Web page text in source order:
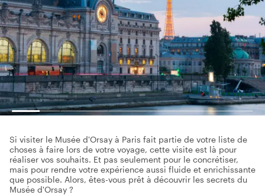
Si visiter le Musée d'Orsay à Paris fait partie de votre liste de
choses à faire lors de votre voyage, cette visite est là pour
réaliser vos souhaits. Et pas seulement pour le concrétiser,
mais pour rendre votre expérience aussi fluide et enrichissante
que possible. Alors, êtes-vous prêt à découvrir les secrets du
Musée d'Orsay ?